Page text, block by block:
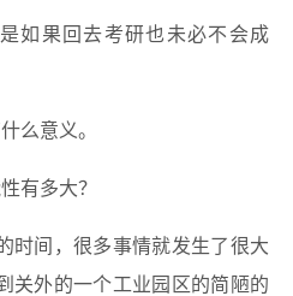
如果回去考研也未必不会成
么意义。
有多大？
时间，很多事情就发生了很大
关外的一个工业园区的简陋的